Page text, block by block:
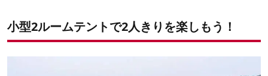
小型2ルームテントで2人きりを楽しもう！